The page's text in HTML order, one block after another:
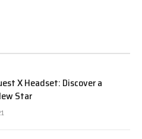
X Headset: Discover a
Star